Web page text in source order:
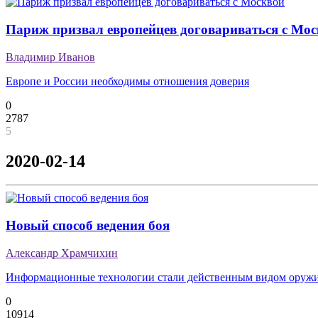
Париж призвал европейцев договариваться с
Владимир Иванов
Европе и России необходимы отношения доверия
0
2787
5
2020-02-14
Новый способ ведения боя
Александр Храмчихин
Информационные технологии стали действенным видом
0
10914